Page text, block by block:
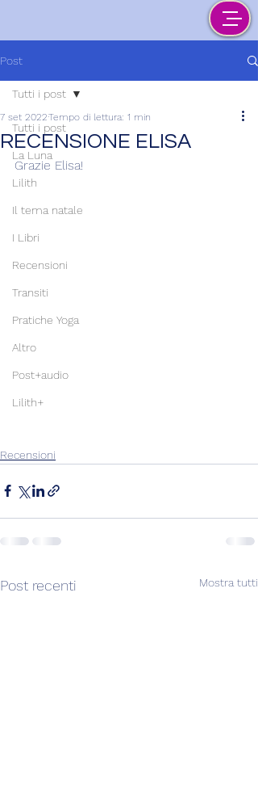
Post
Tutti i post
La Luna
Lilith
Il tema natale
I Libri
Recensioni
Transiti
Pratiche Yoga
Altro
Post+audio
Lilith+
Tutti i post
RECENSIONE ELISA
7 set 2022Tempo di lettura: 1 min
Grazie Elisa!
Recensioni
Post recenti Mostra tutti